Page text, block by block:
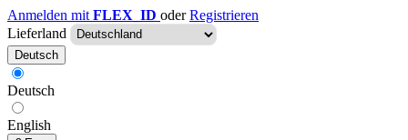
Anmelden mit FLEX_ID oder Registrieren
Lieferland
Deutsch
Deutsch
English